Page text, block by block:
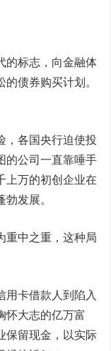
标志，向金融体
债券购买计划。
各国央行迫使投
的公司一直靠唾手
上万的初创企业在
发展。
中之重，这种局
卡借款人到陷入
怀大志的亿万富
保留现金，以实际